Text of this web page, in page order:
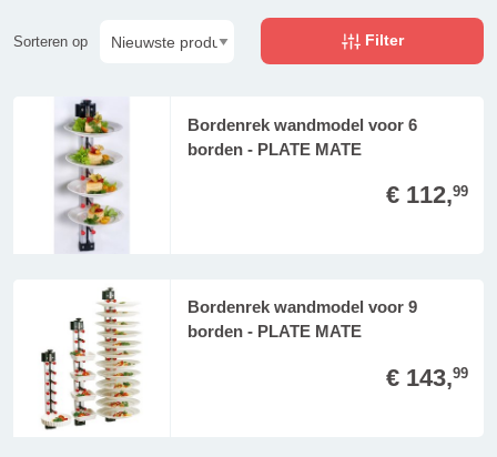
Sorteren op Filter
Bordenrek wandmodel voor 6
borden - PLATE MATE
€ 112,99
Bordenrek wandmodel voor 9
borden - PLATE MATE
€ 143,99